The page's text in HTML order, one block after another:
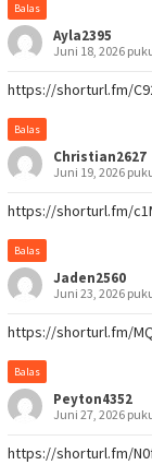
Balas
Ayla2395
Juni 18, 2026
https://shorturl.fm/
Balas
Christian2627
Juni 19, 2026
https://shorturl.fm/
Balas
Jaden2560
Juni 23, 2026
https://shorturl.fm/
Balas
Peyton4352
Juni 27, 2026
https://shorturl.fm/